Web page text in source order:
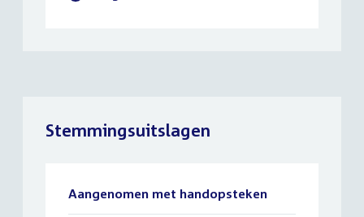
Stemmingsuitslagen
Aangenomen met handopsteken